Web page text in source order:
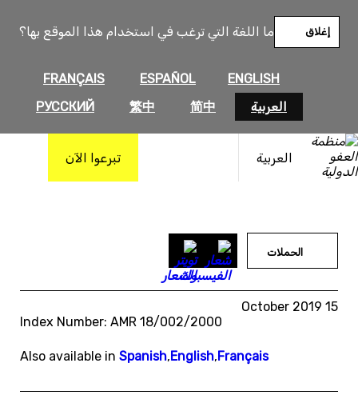
ما اللغة التي ترغب في استخدام هذا الموقع بها؟
ENGLISH
ESPAÑOL
FRANÇAIS
العربية
简中
繁中
РУССКИЙ
إغلاق
العربية تبرعوا الآن
المحتوى
الحملات
15 October 2019
Index Number: AMR 18/002/2000
Also available in Spanish,English,Français